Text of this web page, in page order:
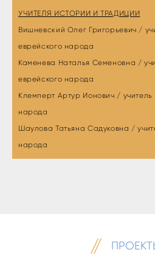
УЧИТЕЛЯ ИСТОРИИ И ТРАДИЦИИ
Вишневский Олег Григорьевич /
еврейского народа
Каменева Наталья Семеновна /
еврейского народа
Клемперт Артур Ионович / учитель
народа
Шаулова Татьяна Садуковна /
народа